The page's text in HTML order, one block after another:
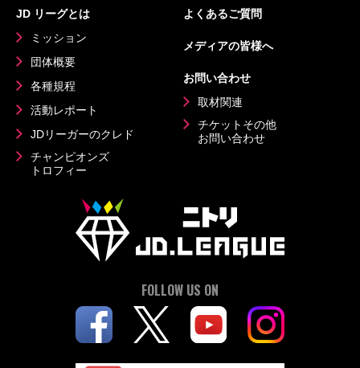
JD リーグとは
ミッション
団体概要
各種規程
活動レポート
JDリーガーのクレド
チャンピオンズ
トロフィー
よくあるご質問
メディアの皆様へ
お問い合わせ
取材関連
チケットその他
お問い合わせ
FOLLOW US ON